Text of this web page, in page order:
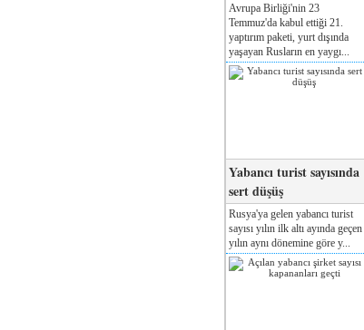
Avrupa Birliği'nin 23
Temmuz'da kabul ettiği 21.
yaptırım paketi, yurt dışında
yaşayan Rusların en yaygı...
Yabancı turist sayısında
sert düşüş
Rusya'ya gelen yabancı turist
sayısı yılın ilk altı ayında geçen
yılın aynı dönemine göre y...